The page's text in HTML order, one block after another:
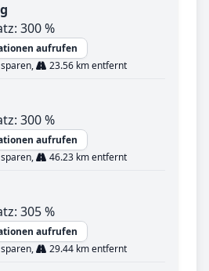
300 %
aufrufen
23.56 km entfernt
300 %
aufrufen
46.23 km entfernt
305 %
aufrufen
29.44 km entfernt